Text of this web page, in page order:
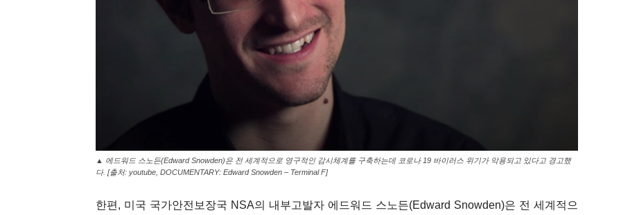
▲ 에드워드 스노든(Edward Snowden)은 전 세계적으로 영구적인 감시체계를 구축하는데 코로나 19 바이러스 위기가 악용되고 있다고 경고했
다. [출처: youtube, DOCUMENTARY: Edward Snowden – Terminal F]
한편, 미국 국가안전보장국 NSA의 내부고발자 에드워드 스노든(Edward Snowden)은 전 세계적으